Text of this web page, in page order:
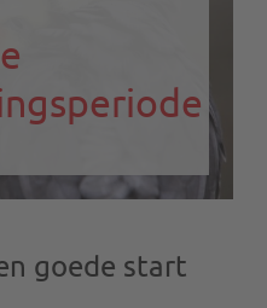
goede start